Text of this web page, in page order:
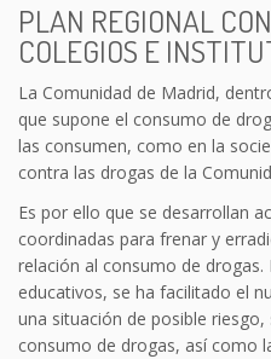
PLAN REGIONAL
COLEGIOS E
La Comunidad de Madrid,
que supone el consumo de
las consumen, como en la
contra las drogas de la
Es por ello que se desarrollan
coordinadas para frenar y
relación al consumo de
educativos, se ha facilitado el
una situación de posible
consumo de drogas, así como